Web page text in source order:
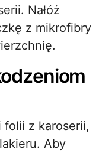
Nałóż
z mikrofibry
folii z karoserii,
Aby